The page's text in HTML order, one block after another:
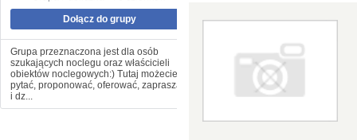
Dołącz do grupy
Grupa przeznaczona jest dla osób
szukających noclegu oraz właścicieli
obiektów noclegowych:) Tutaj możecie
pytać, proponować, oferować, zapraszać
i dz...